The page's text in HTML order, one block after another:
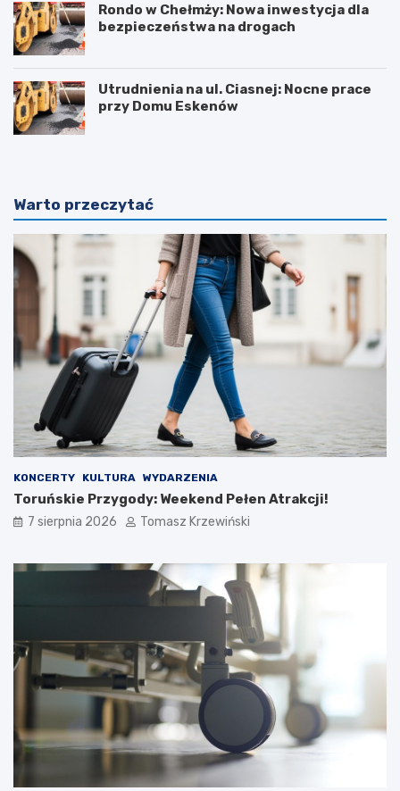
Rondo w Chełmży: Nowa inwestycja dla
bezpieczeństwa na drogach
Utrudnienia na ul. Ciasnej: Nocne prace
przy Domu Eskenów
Warto przeczytać
KONCERTY KULTURA WYDARZENIA
Toruńskie Przygody: Weekend Pełen Atrakcji!
7 sierpnia 2026 Tomasz Krzewiński